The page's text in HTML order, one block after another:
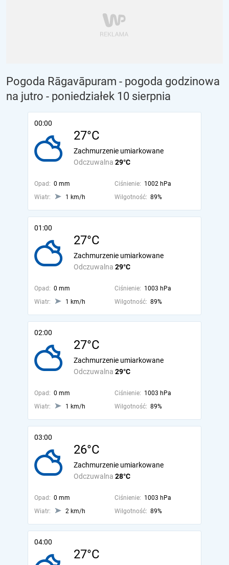
Pogoda Rāgavāpuram - pogoda godzinowa
na jutro - poniedziałek 10 sierpnia
00:00
27°C
Odczuwalna 29°C
Zachmurzenie umiarkowane
Opad: 0 mm Ciśnienie: 1002 hPa
Wiatr:
1 km/h Wilgotność: 89%
01:00
27°C
Odczuwalna 29°C
Zachmurzenie umiarkowane
Opad: 0 mm Ciśnienie: 1003 hPa
Wiatr:
1 km/h Wilgotność: 89%
02:00
27°C
Odczuwalna 29°C
Zachmurzenie umiarkowane
Opad: 0 mm Ciśnienie: 1003 hPa
Wiatr:
1 km/h Wilgotność: 89%
03:00
26°C
Odczuwalna 28°C
Zachmurzenie umiarkowane
Opad: 0 mm Ciśnienie: 1003 hPa
Wiatr:
2 km/h Wilgotność: 89%
04:00
27°C